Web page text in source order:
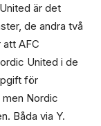
är det
de andra två
att AFC
United i de
för
men Nordic
Båda via Y.